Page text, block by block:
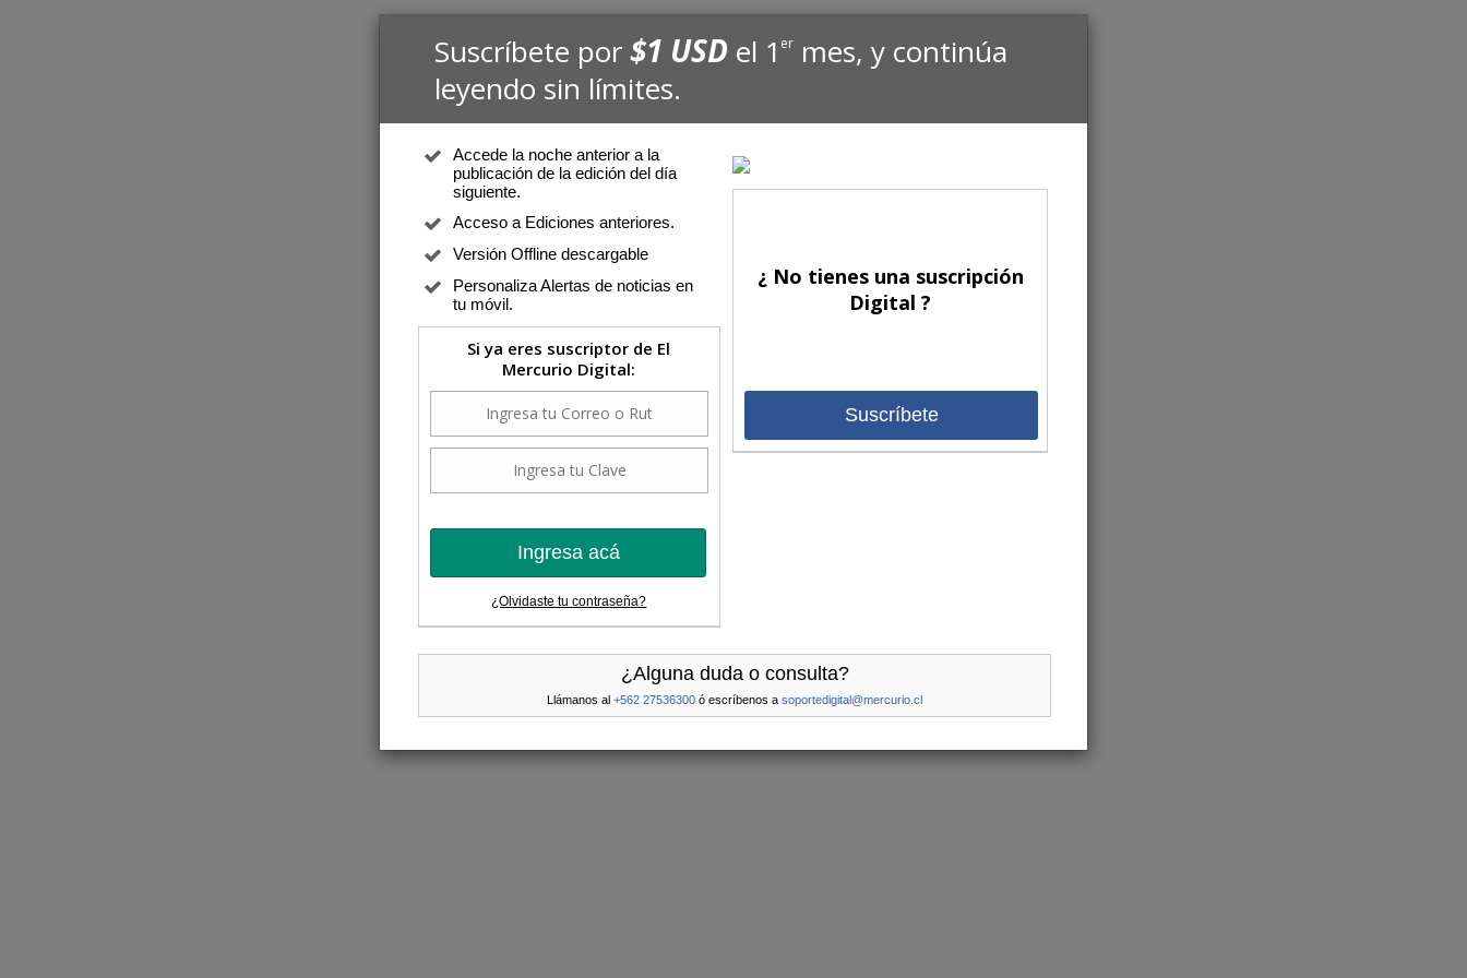
Suscríbete por$1 USD el 1er mes, y continúa
leyendo sin límites.
Accede la noche anterior a la
publicación de la edición del día
siguiente.
Acceso a Ediciones anteriores.
Versión Offline descargable
Personaliza Alertas de noticias en
tu móvil.
Si ya eres suscriptor de El
Mercurio Digital:
Ingresa acá
¿Olvidaste tu contraseña?
¿ No tienes una suscripción
Digital ?
Suscríbete
¿Alguna duda o consulta?
Llámanos al +562 27536300 ó escríbenos a soportedigital@mercurio.cl